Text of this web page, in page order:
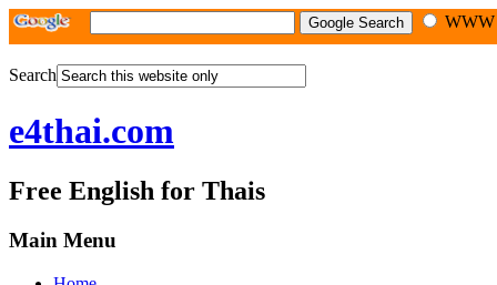
WWW
Search
e4thai.com
Free English for Thais
Main Menu